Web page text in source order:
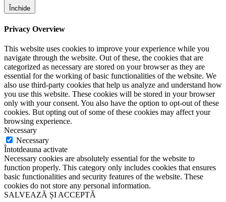
Închide
Privacy Overview
This website uses cookies to improve your experience while you
navigate through the website. Out of these, the cookies that are
categorized as necessary are stored on your browser as they are
essential for the working of basic functionalities of the website. We
also use third-party cookies that help us analyze and understand how
you use this website. These cookies will be stored in your browser
only with your consent. You also have the option to opt-out of these
cookies. But opting out of some of these cookies may affect your
browsing experience.
Necessary
Necessary
Întotdeauna activate
Necessary cookies are absolutely essential for the website to
function properly. This category only includes cookies that ensures
basic functionalities and security features of the website. These
cookies do not store any personal information.
SALVEAZĂ ȘI ACCEPTĂ